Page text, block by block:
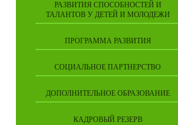
РАЗВИТИЯ СПОСОБНОСТЕЙ И
ТАЛАНТОВ У ДЕТЕЙ И МОЛОДЕЖИ
ПРОГРАММА РАЗВИТИЯ
СОЦИАЛЬНОЕ ПАРТНЕРСТВО
ДОПОЛНИТЕЛЬНОЕ ОБРАЗОВАНИЕ
КАДРОВЫЙ РЕЗЕРВ